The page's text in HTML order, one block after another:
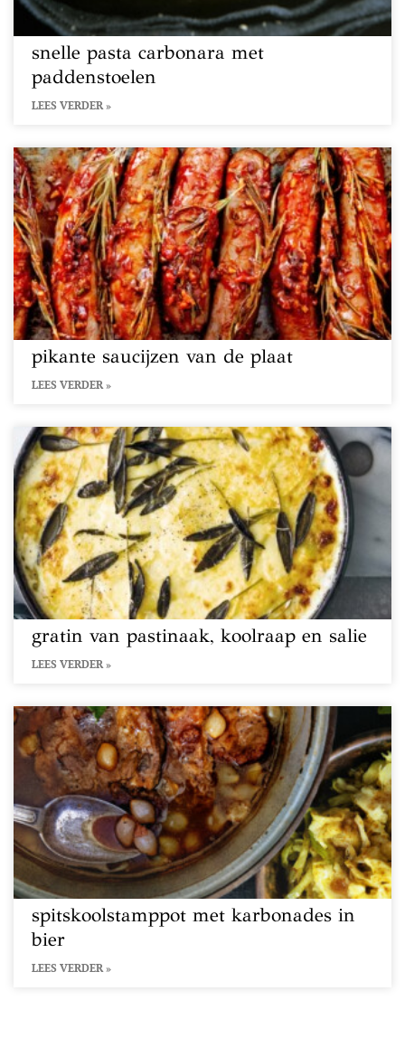
snelle pasta carbonara met
paddenstoelen
LEES VERDER »
pikante saucijzen van de plaat
LEES VERDER »
gratin van pastinaak, koolraap en salie
LEES VERDER »
spitskoolstamppot met karbonades in
bier
LEES VERDER »